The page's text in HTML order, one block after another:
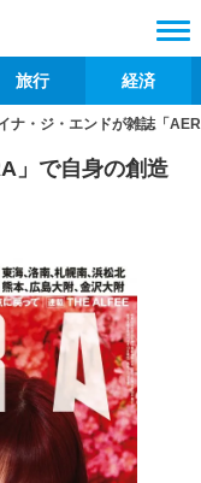
旅行 経済
ナ・ジ・エンドが雑誌「
」で自身の創造